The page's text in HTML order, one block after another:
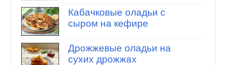
Кабачковые оладьи с
сыром на кефире
Дрожжевые оладьи на
сухих дрожжах